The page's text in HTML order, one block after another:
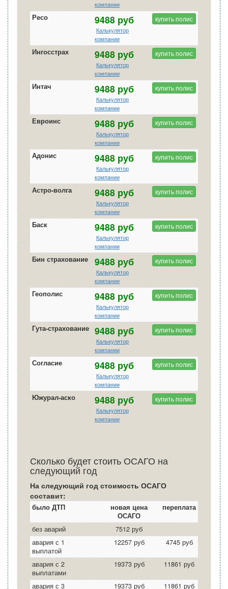
компании
Ресо 9488 руб
Калькулятор
компании
купить полис
Ингосстрах 9488 руб
Калькулятор
компании
купить полис
Интач 9488 руб
Калькулятор
компании
купить полис
Евроинс 9488 руб
Калькулятор
компании
купить полис
Адонис 9488 руб
Калькулятор
компании
купить полис
Астро-волга 9488 руб
Калькулятор
компании
купить полис
Баск 9488 руб
Калькулятор
компании
купить полис
Бин страхование 9488 руб
Калькулятор
компании
купить полис
Геополис 9488 руб
Калькулятор
компании
купить полис
Гута-страхование 9488 руб
Калькулятор
компании
купить полис
Согласие 9488 руб
Калькулятор
компании
купить полис
Южурал-аско 9488 руб
Калькулятор
компании
купить полис
Сколько будет стоить ОСАГО на
следующий год
На следующий год стоимость ОСАГО
составит:
было ДТП
новая цена
ОСАГО
переплата
без аварий
7512 руб
авария с 1
выплатой
12257 руб 4745 руб
авария с 2
выплатами
19373 руб 11861 руб
авария с 3
19373 руб 11861 руб